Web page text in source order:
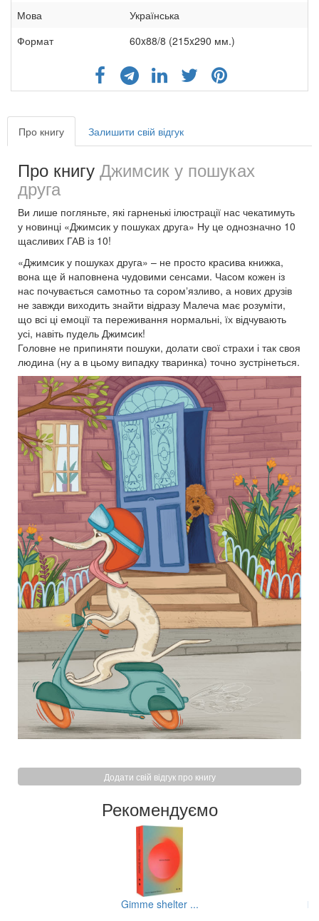
Мова
Українська
Формат
60x88/8 (215x290 мм.)
Про книгу Залишити свій відгук
Про книгу Джимсик у пошуках
друга
Ви лише погляньте, які гарненькі ілюстрації нас чекатимуть
у новинці «Джимсик у пошуках друга» Ну це однозначно 10
щасливих ГАВ із 10!
«Джимсик у пошуках друга» – не просто красива книжка,
вона ще й наповнена чудовими сенсами. Часом кожен із
нас почувається самотньо та соромʼязливо, а нових друзів
не завжди виходить знайти відразу Малеча має розуміти,
що всі ці емоції та переживання нормальні, їх відчувають
усі, навіть пудель Джимсик!
Головне не припиняти пошуки, долати свої страхи і так своя
людина (ну а в цьому випадку тваринка) точно зустрінеться.
Додати свій відгук про книгу
Рекомендуємо
Gimme shelter ...